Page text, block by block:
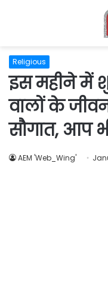
Religious
इस महीने में
वालों के
सौगात, आप
AEM 'Web_Wing'